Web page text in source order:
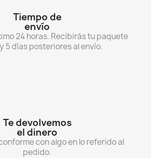
Tiempo de
envío
24 horas. Recibirás tu paquete
5 días posteriores al envío.
Te devolvemos
el dinero
con algo en lo referido al
pedido.